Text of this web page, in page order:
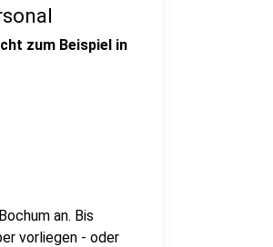
zum Beispiel in
an. Bis
vorliegen - oder